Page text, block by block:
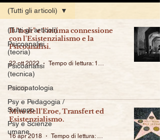
(Tutti gli articoli)
Psicoanalisi
(teoria)
Psicoanalisi
(tecnica)
Psicopatologia
Psy e Pedagogia /
Sviluppo
Psy e Scienze
umane
(Tutti gli articoli)
Il "noir" e l'intima connessione
con l'Esistenzialismo e la
Psicoanalisi.
22 ott 2022 Tempo di lettura: 14 min
Mito dell'Eroe, Transfert ed
Esistenzialismo.
16 apr 2018 Tempo di lettura: 2 min